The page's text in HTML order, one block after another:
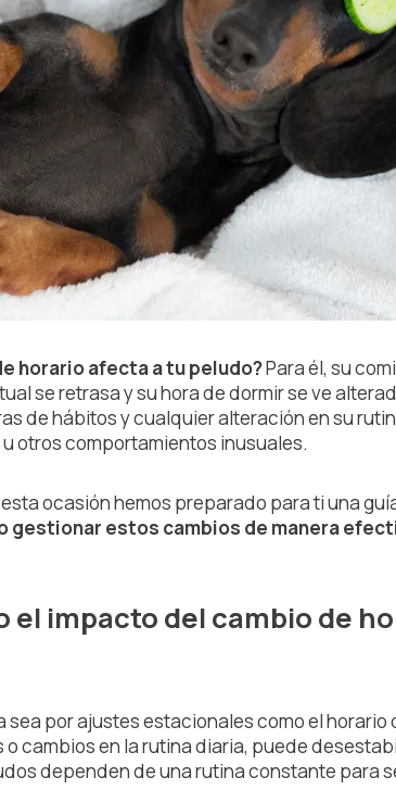
horario afecta a tu peludo?Para él, su
se retrasa y su hora de dormir se ve
de hábitos y cualquier alteración en su
otros comportamientos inusuales.
ocasión hemos preparado para ti una
gestionar estos cambios de manera
el impacto del cambio de
sea por ajustes estacionales como el horario
cambios en la rutina diaria, puede
dependen de una rutina constante para